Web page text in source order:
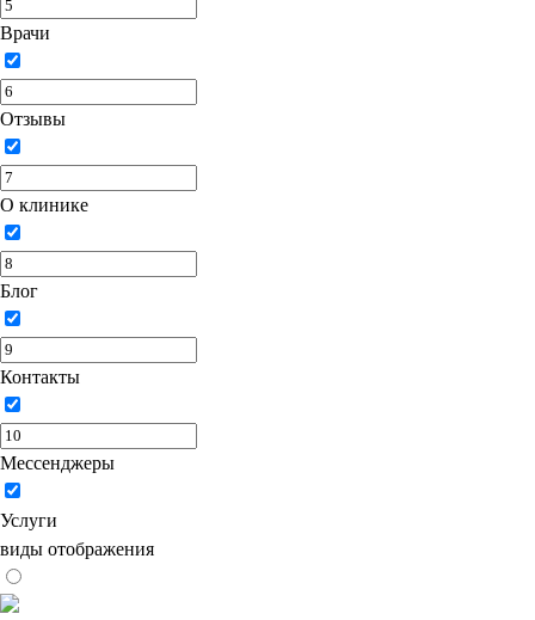
Врачи
Отзывы
О клинике
Блог
Контакты
Мессенджеры
Услуги
виды отображения